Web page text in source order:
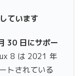
ています
30 日にサポー
8 は 2021 年
トされている